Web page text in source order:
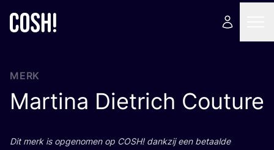
MERK
Martina Dietrich Couture
Dit merk is opge­no­men op COSH! dank­zij een betaal­de